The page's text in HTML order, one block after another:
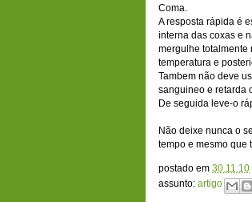
Coma.
A resposta rápida é
interna das coxas e
mergulhe totalmente
temperatura e
Tambem não deve
sanguineo e retarda
De seguida leve-o
Não deixe nunca o
tempo e mesmo que
postado em 30.11.10
assunto: artigo